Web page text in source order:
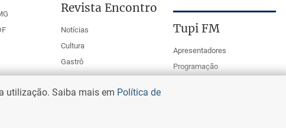
Revista Encontro
Notícias
Cultura
Gastrô
Tupi FM
Apresentadores
Programação
utilização. Saiba mais em Política de